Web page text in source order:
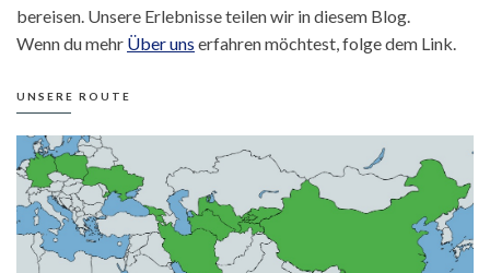
bereisen. Unsere Erlebnisse teilen wir in diesem Blog.
Wenn du mehr Über uns erfahren möchtest, folge dem Link.
UNSERE ROUTE